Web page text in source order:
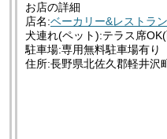
お店の詳細
店名:ベーカリー&レストラ
犬連れ(ペット):テラス席
駐車場:専用無料駐車場有り
住所:長野県北佐久郡軽井沢